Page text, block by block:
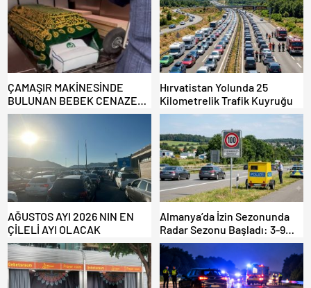
ÇAMAŞIR MAKİNESİNDE
BULUNAN BEBEK CENAZESİ
ŞOK ETTİ
Hırvatistan Yolunda 25
Kilometrelik Trafik Kuyruğu
AĞUSTOS AYI 2026 NIN EN
ÇİLELİ AYI OLACAK
Almanya’da İzin Sezonunda
Radar Sezonu Başladı: 3-9
Ağustos’ta Radar Hız
Denetimi Yapılacak!